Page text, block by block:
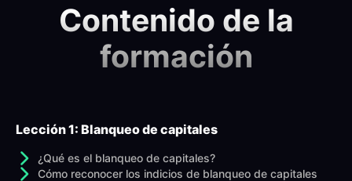
Contenido de la
formación
Lección 1: Blanqueo de capitales
¿Qué es el blanqueo de capitales?
Cómo reconocer los indicios de blanqueo de capitales